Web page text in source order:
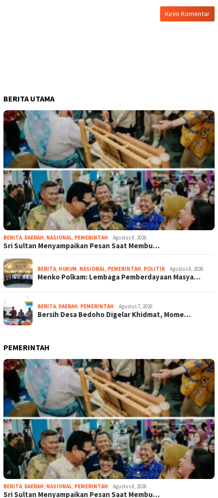
BERITA UTAMA
BERITA, DAERAH, NASIONAL, PEMERINTAH Agustus 8, 2026
Sri Sultan Menyampaikan Pesan Saat Membu…
BERITA, HUKUM, NASIONAL, PEMERINTAH, POLITIK Agustus 8, 2026
Menko Polkam: Lembaga Pemberdayaan Masya…
BERITA, DAERAH, PEMERINTAH Agustus 7, 2026
Bersih Desa Bedoho Digelar Khidmat, Mome…
PEMERINTAH
BERITA, DAERAH, NASIONAL, PEMERINTAH Agustus 8, 2026
Sri Sultan Menyampaikan Pesan Saat Membu…